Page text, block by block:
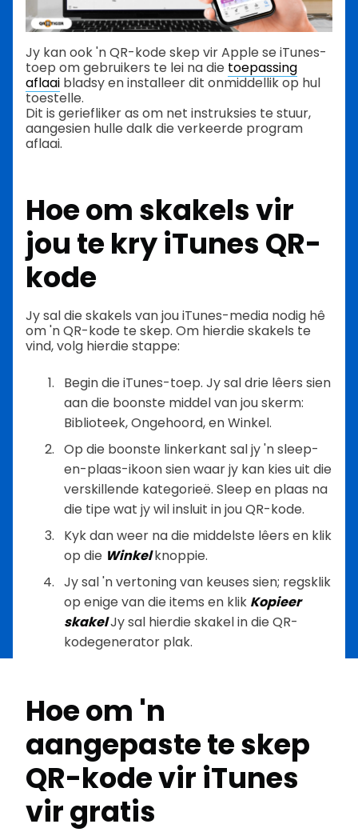
Jy kan ook 'n QR-kode skep vir Apple se iTunes-
toep om gebruikers te lei na die toepassing
aflaai bladsy en installeer dit onmiddellik op hul
toestelle.
Dit is geriefliker as om net instruksies te stuur,
aangesien hulle dalk die verkeerde program
aflaai.
Hoe om skakels vir
jou te kryiTunes QR-
kode
Jy sal die skakels van jou iTunes-media nodig hê
om 'n QR-kode te skep. Om hierdie skakels te
vind, volg hierdie stappe:
Begin die iTunes-toep. Jy sal drie lêers sien
aan die boonste middel van jou skerm:
Biblioteek, Ongehoord, en Winkel.
Op die boonste linkerkant sal jy 'n sleep-
en-plaas-ikoon sien waar jy kan kies uit die
verskillende kategorieë. Sleep en plaas na
die tipe wat jy wil insluit in jou QR-kode.
Kyk dan weer na die middelste lêers en klik
op die Winkelknoppie.
Jy sal 'n vertoning van keuses sien; regsklik
op enige van die items en klik Kopieer
skakelJy sal hierdie skakel in die QR-
kodegenerator plak.
Hoe om 'n
aangepaste te skep
QR-kode vir iTunes
vir gratis